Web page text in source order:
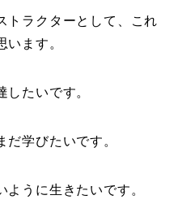
トラクターとして、これ
ます。
したいです。
学びたいです。
うに生きたいです。